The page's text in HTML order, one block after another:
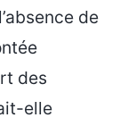
de
des
elle